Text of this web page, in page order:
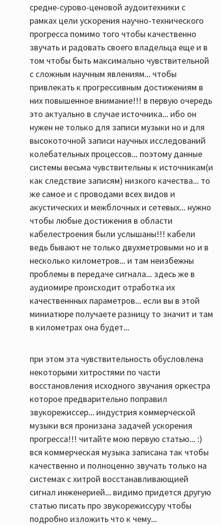
средне-сурово-ценовой аудоитехники с
рамках цели ускорения научно-технического
прогресса помимо того чтобы качественно
звучать и радовать своего владельца еще и в
том чтобы быть максимально чувствительной
с сложным научным явлениям... чтобы
привлекать к прогрессивным достижениям в
них повышенное внимание!!! в первую очередь
это актуально в случае источника... ибо он
нужен не только для записи музыки но и для
высокоточной записи научных исследований
колебательных процессов... поэтому данные
системы весьма чувствительны к источникам(и
как следствие записям) низкого качества... то
же самое и с проводами всех видов и
акустических и межблочных и сетевых... нужно
чтобы любые достижения в области
кабелестроения были услышаны!!! кабели
ведь бывают не только двухметровыми но и в
несколько километров... и там неизбежны
проблемы в передаче сигнала... здесь же в
аудиомире происходит отработка их
качественнных параметров... если вы в этой
миниатюре получаете разницу то значит и там
в километрах она будет...
при этом эта чувствительность обусловлена
некоторыми хитростями по части
восстановления исходного звучания оркестра
которое предварительно поправил
звукорежиссер... индустрия коммерческой
музыки вся пронизана задачей ускорения
прогресса!!! читайте мою первую статью... :)
вся коммерческая музыка записана так чтобы
качественно и полноценно звучать только на
системах с хитрой восстанавливающией
сигнал инженерией... видимо придется другую
статью писать про звукорежиссуру чтобы
подробно изложить что к чему...